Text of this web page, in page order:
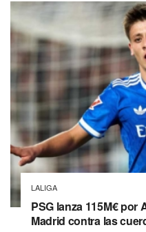
LALIGA
PSG lanza 115M€ por
Madrid contra las